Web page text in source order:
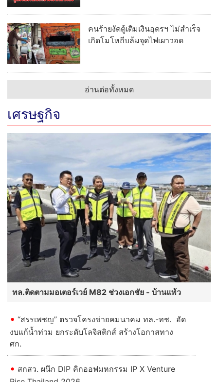
คนร้ายงัดตู้เติมเงินอุดรฯ ไม่สำเร็จ
เกิดโมโหถีบล้มจุดไฟเผาวอด
อ่านต่อทั้งหมด
เศรษฐกิจ
ทล.ติดตามมอเตอร์เวย์ M82 ช่วงเอกชัย - บ้านแพ้ว
“สรรเพชญ” ตรวจโครงข่ายคมนาคม ทล.-ทช. อัด
งบแก้น้ำท่วม ยกระดับโลจิสติกส์ สร้างโอกาสทาง
ศก.
สกสว. ผนึก DIP คิกออฟมหกรรม IP X Venture